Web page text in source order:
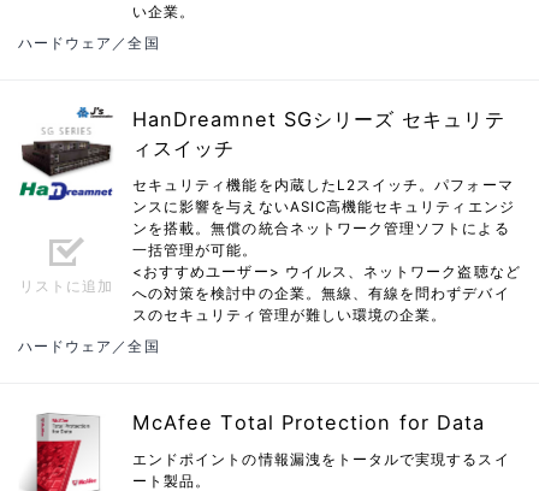
い企業。
ハードウェア／全国
リストに追加
HanDreamnet SGシリーズ セキュリテ
ィスイッチ
セキュリティ機能を内蔵したL2スイッチ。パフォーマ
ンスに影響を与えないASIC高機能セキュリティエンジ
ンを搭載。無償の統合ネットワーク管理ソフトによる
一括管理が可能。
<おすすめユーザー> ウイルス、ネットワーク盗聴など
への対策を検討中の企業。無線、有線を問わずデバイ
スのセキュリティ管理が難しい環境の企業。
ハードウェア／全国
McAfee Total Protection for Data
エンドポイントの情報漏洩をトータルで実現するスイ
ート製品。